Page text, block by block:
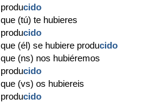
producido
que (tú) te hubieres
producido
que (él) se hubiere producido
que (ns) nos hubiéremos
producido
que (vs) os hubiereis
producido